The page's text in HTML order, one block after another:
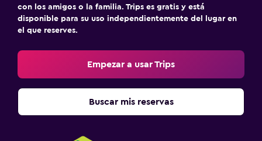
con los amigos o la familia. Trips es gratis y está
disponible para su uso independientemente del lugar en
el que reserves.
Empezar a usar Trips
Buscar mis reservas